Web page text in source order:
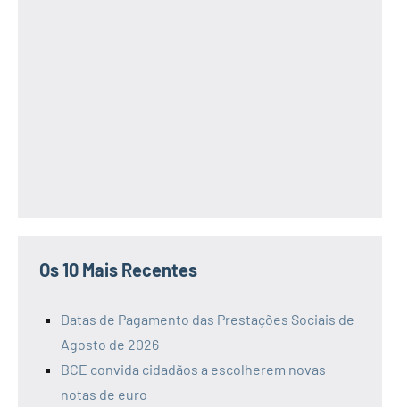
Os 10 Mais Recentes
Datas de Pagamento das Prestações Sociais de
Agosto de 2026
BCE convida cidadãos a escolherem novas
notas de euro